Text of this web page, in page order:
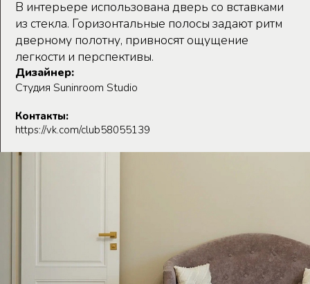
В интерьере использована дверь со вставками
из стекла. Горизонтальные полосы задают ритм
дверному полотну, привносят ощущение
легкости и перспективы.
Дизайнер:
Студия Suninroom Studio
Контакты:
https://vk.com/club58055139